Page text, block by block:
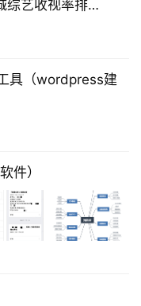
综艺收视率排
具（wordpress建
件）